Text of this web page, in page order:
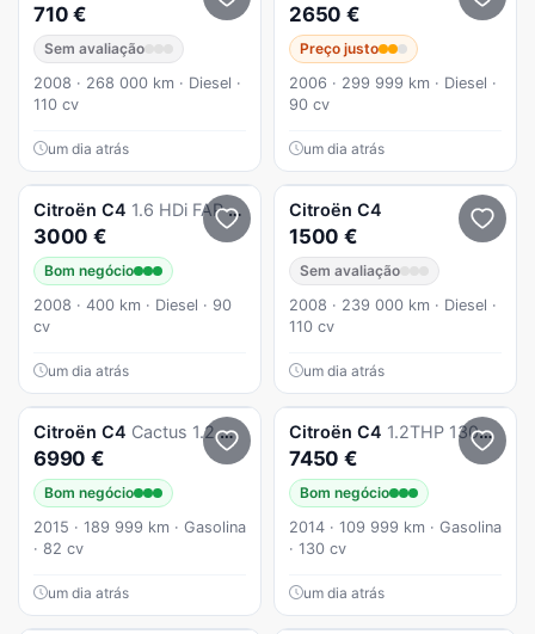
710 €
Sem avaliação
2008 · 268 000 km · Diesel ·
110 cv
um dia atrás
2650 €
Preço justo
2006 · 299 999 km · Diesel ·
90 cv
um dia atrás
Citroën C4 1.6 HDi FAP Advance
3000 €
Bom negócio
2008 · 400 km · Diesel · 90
cv
um dia atrás
Citroën C4
1500 €
Sem avaliação
2008 · 239 000 km · Diesel ·
110 cv
um dia atrás
Citroën C4 Cactus 1.2 Nacional
6990 €
Bom negócio
2015 · 189 999 km · Gasolina
· 82 cv
um dia atrás
Citroën C4 1.2THP 130cv 100.000km 10/2014
7450 €
Bom negócio
2014 · 109 999 km · Gasolina
· 130 cv
um dia atrás